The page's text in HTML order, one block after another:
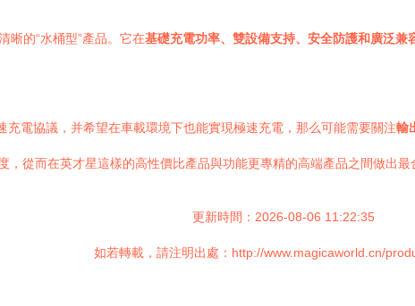
晰的“水桶型”產品。它在基礎充電功率、雙設備支持、安全防護和廣泛兼
充電協議，并希望在車載環境下也能實現極速充電，那么可能需要關注輸
從而在英才星這樣的高性價比產品與功能更專精的高端產品之間做出最
更新時間：2026-08-06 11:22:35
如若轉載，請注明出處：http://www.magicaworld.cn/